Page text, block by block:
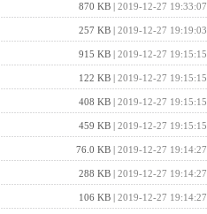
870 KB | 2019-12-27 19:33:07
257 KB | 2019-12-27 19:19:03
915 KB | 2019-12-27 19:15:15
122 KB | 2019-12-27 19:15:15
408 KB | 2019-12-27 19:15:15
459 KB | 2019-12-27 19:15:15
76.0 KB | 2019-12-27 19:14:27
288 KB | 2019-12-27 19:14:27
106 KB | 2019-12-27 19:14:27